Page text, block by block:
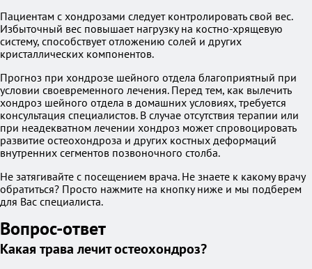
Пациентам с хондрозами следует контролировать свой вес.
Избыточный вес повышает нагрузку на костно-хрящевую
систему, способствует отложению солей и других
кристаллических компонентов.
Прогноз при хондрозе шейного отдела благоприятный при
условии своевременного лечения. Перед тем, как вылечить
хондроз шейного отдела в домашних условиях, требуется
консультация специалистов. В случае отсутствия терапии или
при неадекватном лечении хондроз может спровоцировать
развитие остеохондроза и других костных деформаций
внутренних сегментов позвоночного столба.
Не затягивайте с посещением врача. Не знаете к какому врачу
обратиться? Просто нажмите на кнопку ниже и мы подберем
для Вас специалиста.
Вопрос-ответ
Какая трава лечит остеохондроз?